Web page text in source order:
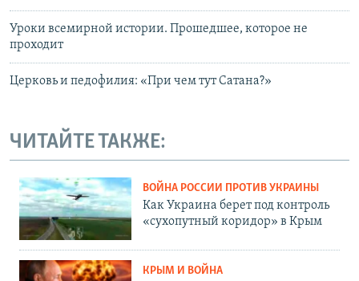
Уроки всемирной истории. Прошедшее, которое не
проходит
Церковь и педофилия: «При чем тут Сатана?»
ЧИТАЙТЕ ТАКЖЕ:
ВОЙНА РОССИИ ПРОТИВ УКРАИНЫ
Как Украина берет под контроль
«сухопутный коридор» в Крым
КРЫМ И ВОЙНА